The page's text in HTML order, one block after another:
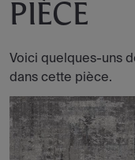
PIÈCE
Voici quelques-uns
dans cette pièce.